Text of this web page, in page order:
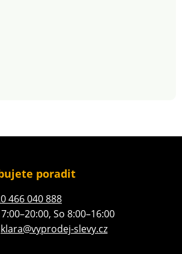
poradit
466 040 888
So 8:00–16:00
klara@vyprodej-slevy.cz